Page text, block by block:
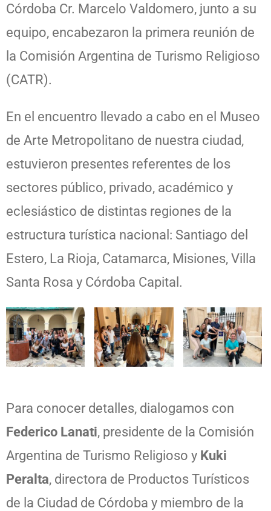
Córdoba Cr. Marcelo Valdomero, junto a su
equipo, encabezaron la primera reunión de
la Comisión Argentina de Turismo Religioso
(CATR).
En el encuentro llevado a cabo en el Museo
de Arte Metropolitano de nuestra ciudad,
estuvieron presentes referentes de los
sectores público, privado, académico y
eclesiástico de distintas regiones de la
estructura turística nacional: Santiago del
Estero, La Rioja, Catamarca, Misiones, Villa
Santa Rosa y Córdoba Capital.
Para conocer detalles, dialogamos con
Federico Lanati, presidente de la Comisión
Argentina de Turismo Religioso y Kuki
Peralta, directora de Productos Turísticos
de la Ciudad de Córdoba y miembro de la